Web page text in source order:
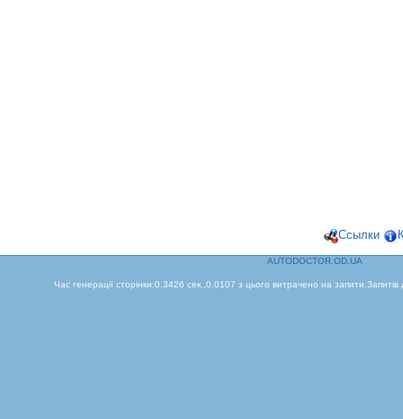
Ссылки
AUTODOCTOR.OD.UA
Час генерації сторінки:0.3426 сек.,0.0107 з цього витрачено на